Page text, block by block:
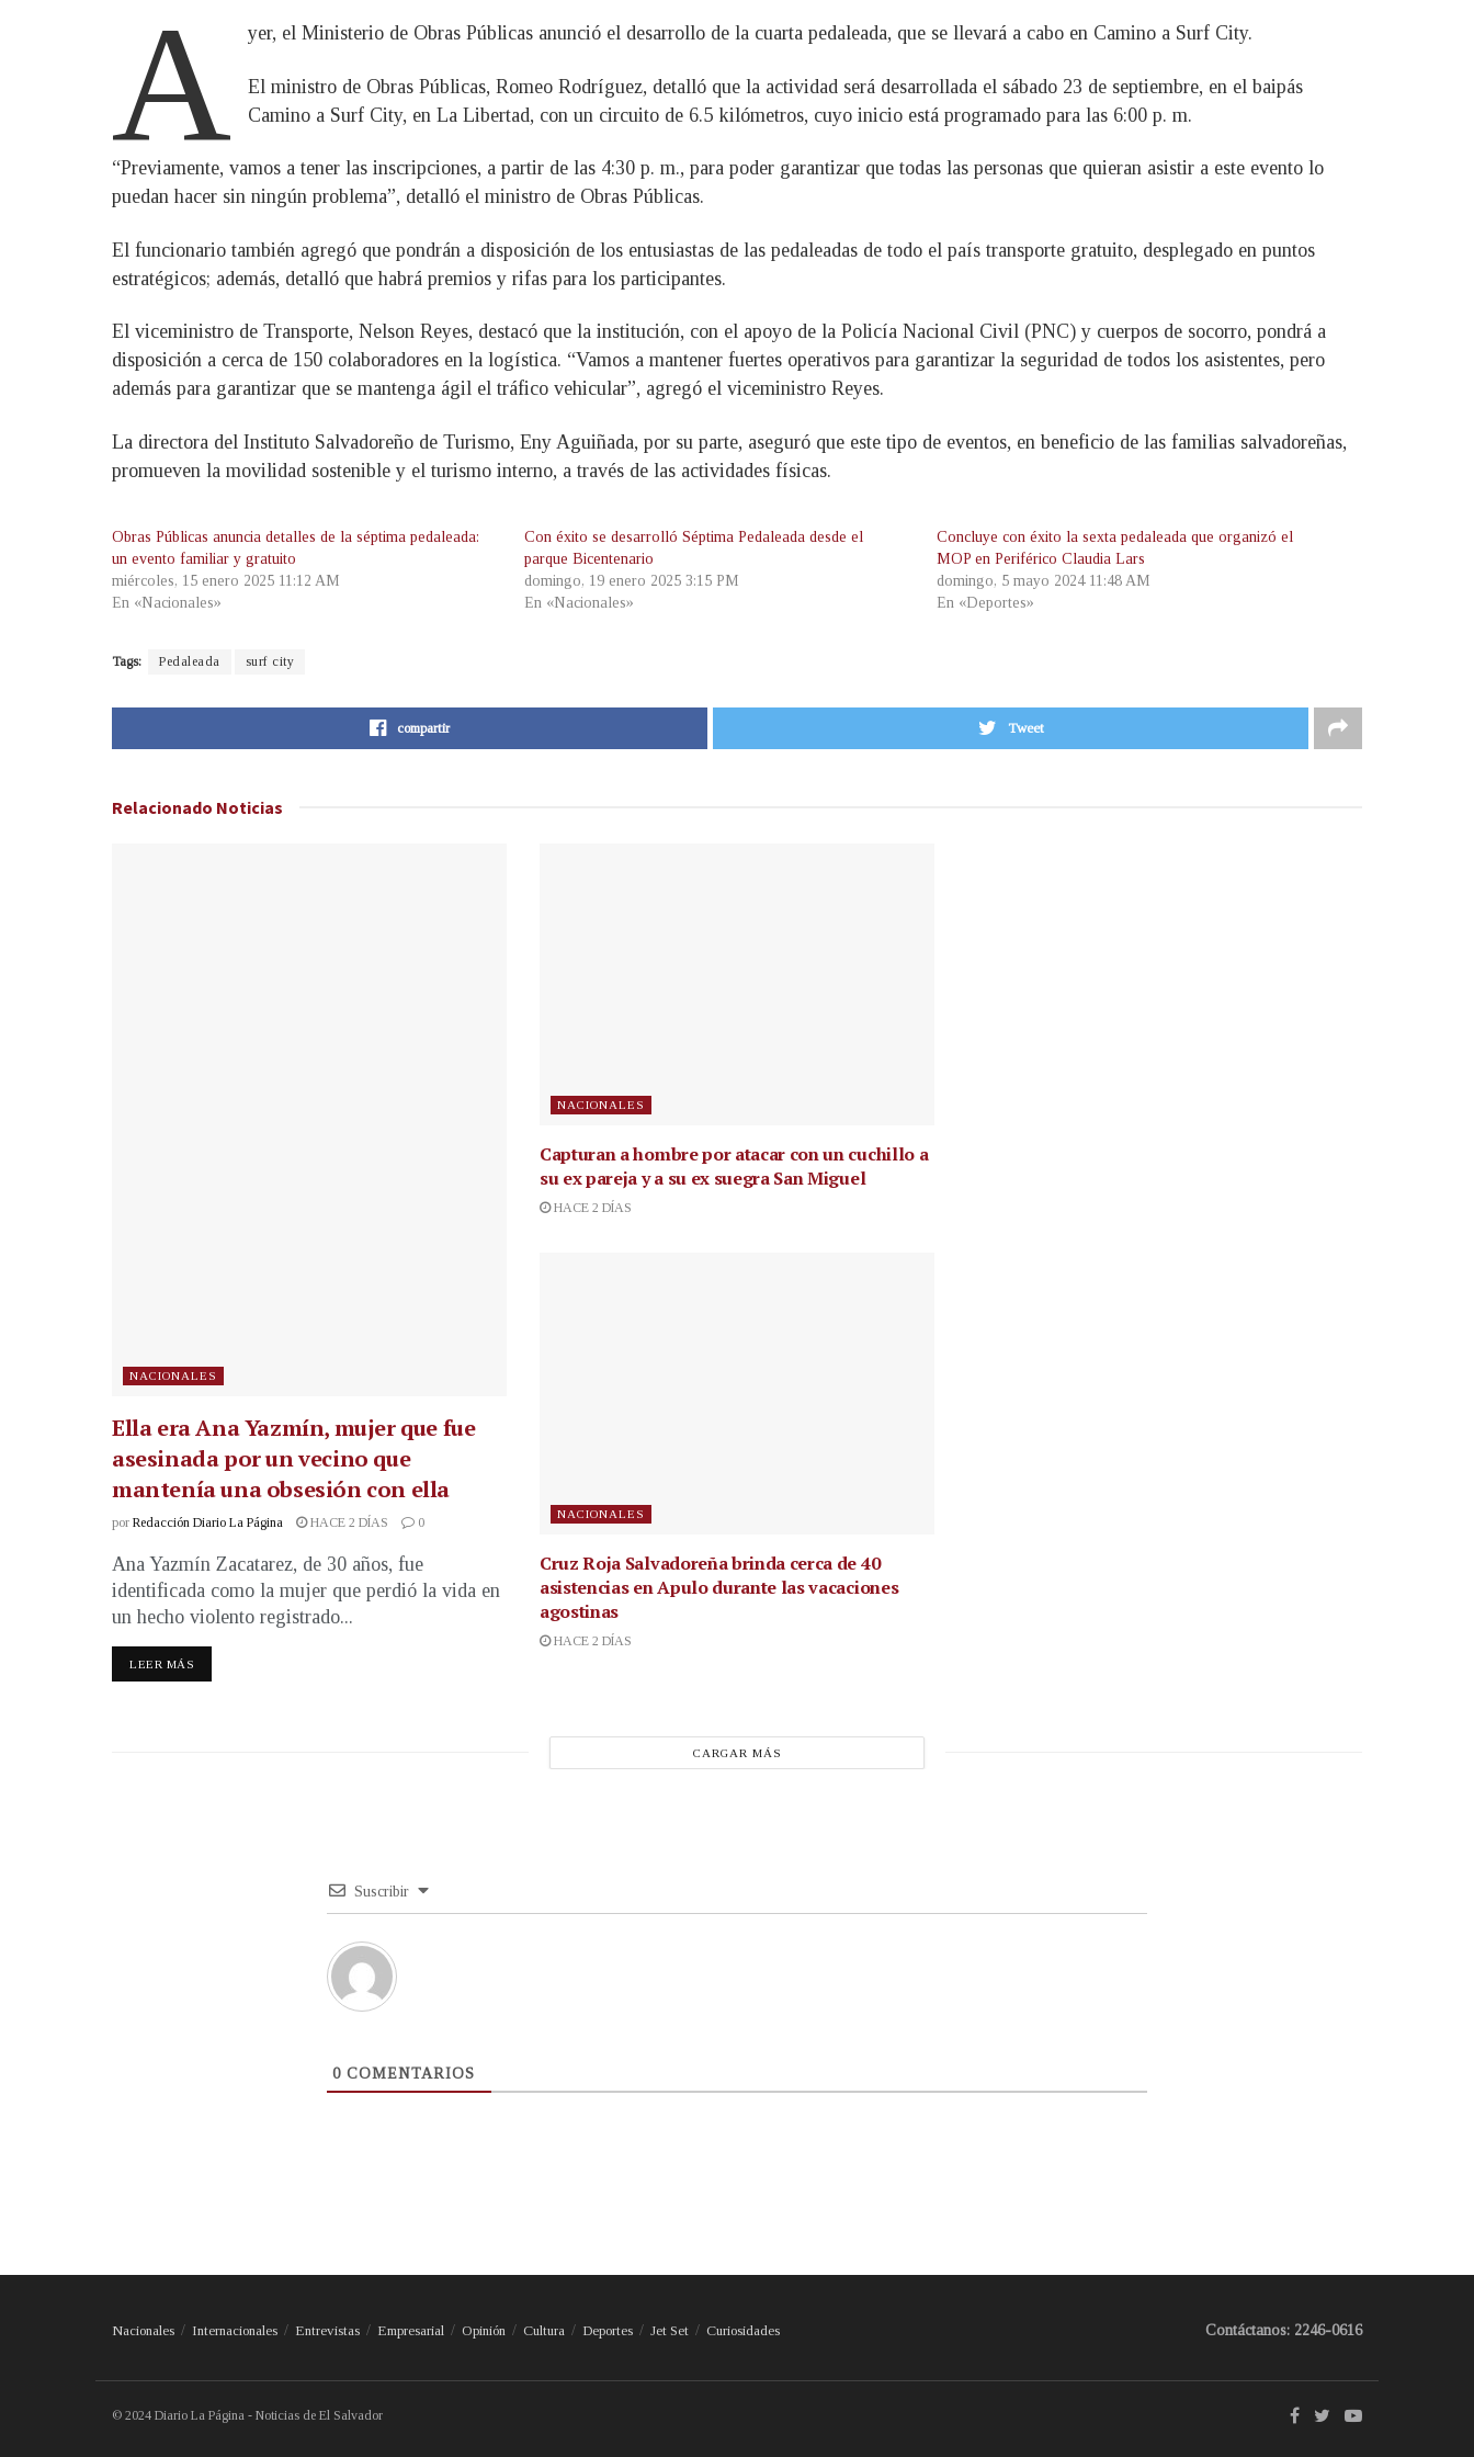
A yer, el Ministerio de Obras Públicas anunció el desarrollo de la cuarta pedaleada, que se llevará a cabo en Camino a Surf City.
El ministro de Obras Públicas, Romeo Rodríguez, detalló que la actividad será desarrollada el sábado 23 de septiembre, en el baipás
Camino a Surf City, en La Libertad, con un circuito de 6.5 kilómetros, cuyo inicio está programado para las 6:00 p. m.
“Previamente, vamos a tener las inscripciones, a partir de las 4:30 p. m., para poder garantizar que todas las personas que quieran asistir a este evento lo
puedan hacer sin ningún problema”, detalló el ministro de Obras Públicas.
El funcionario también agregó que pondrán a disposición de los entusiastas de las pedaleadas de todo el país transporte gratuito, desplegado en puntos
estratégicos; además, detalló que habrá premios y rifas para los participantes.
El viceministro de Transporte, Nelson Reyes, destacó que la institución, con el apoyo de la Policía Nacional Civil (PNC) y cuerpos de socorro, pondrá a
disposición a cerca de 150 colaboradores en la logística. “Vamos a mantener fuertes operativos para garantizar la seguridad de todos los asistentes, pero
además para garantizar que se mantenga ágil el tráfico vehicular”, agregó el viceministro Reyes.
La directora del Instituto Salvadoreño de Turismo, Eny Aguiñada, por su parte, aseguró que este tipo de eventos, en beneficio de las familias salvadoreñas,
promueven la movilidad sostenible y el turismo interno, a través de las actividades físicas.
Obras Públicas anuncia detalles de la séptima pedaleada:
un evento familiar y gratuito
miércoles, 15 enero 2025 11:12 AM
En «Nacionales»
Con éxito se desarrolló Séptima Pedaleada desde el
parque Bicentenario
domingo, 19 enero 2025 3:15 PM
En «Nacionales»
Concluye con éxito la sexta pedaleada que organizó el
MOP en Periférico Claudia Lars
domingo, 5 mayo 2024 11:48 AM
En «Deportes»
Tags: Pedaleada surf city
compartir Tweet
Relacionado Noticias
NACIONALES
Ella era Ana Yazmín, mujer que fue
asesinada por un vecino que
mantenía una obsesión con ella
por Redacción Diario La Página HACE 2 DÍAS 0
Ana Yazmín Zacatarez, de 30 años, fue
identificada como la mujer que perdió la vida en
un hecho violento registrado...
LEER MÁS
NACIONALES
Capturan a hombre por atacar con un cuchillo a
su ex pareja y a su ex suegra San Miguel
HACE 2 DÍAS
NACIONALES
Cruz Roja Salvadoreña brinda cerca de 40
asistencias en Apulo durante las vacaciones
agostinas
HACE 2 DÍAS
CARGAR MÁS
Suscribir
0 COMENTARIOS
Nacionales Internacionales Entrevistas Empresarial Opinión Cultura Deportes Jet Set Curiosidades Contáctanos: 2246-0616
© 2024 Diario La Página - Noticias de El Salvador